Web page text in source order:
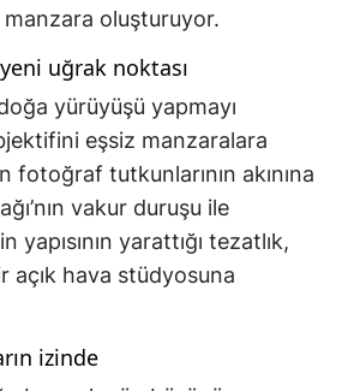
oluşturuyor.
uğrak noktası
yürüyüşü yapmayı
eşsiz manzaralara
fotoğraf tutkunlarının akınına
vakur duruşu ile
yapısının yarattığı tezatlık,
açık hava stüdyosuna
izinde